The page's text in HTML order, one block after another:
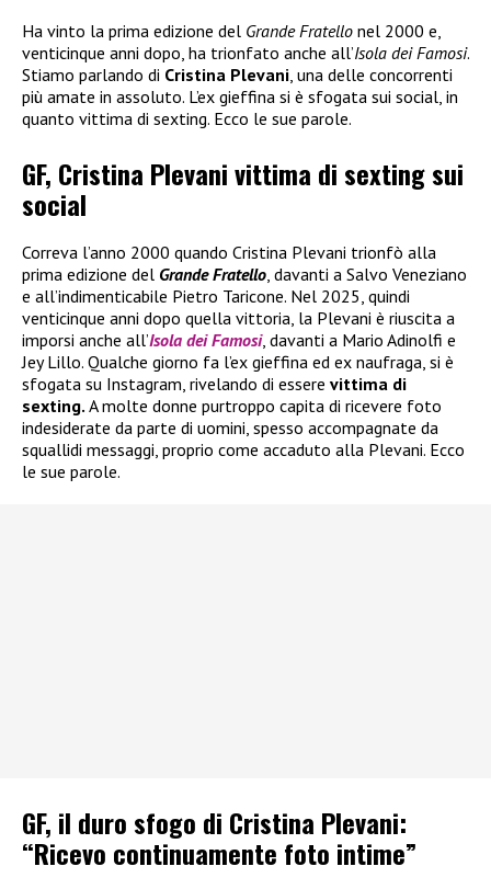
Ha vinto la prima edizione del Grande Fratello nel 2000 e,
venticinque anni dopo, ha trionfato anche all’Isola dei Famosi.
Stiamo parlando di Cristina Plevani , una delle concorrenti
più amate in assoluto. L’ex gieffina si è sfogata sui social, in
quanto vittima di sexting. Ecco le sue parole.
GF, Cristina Plevani vittima di sexting sui
social
Correva l’anno 2000 quando Cristina Plevani trionfò alla
prima edizione del Grande Fratello , davanti a Salvo Veneziano
e all’indimenticabile Pietro Taricone. Nel 2025, quindi
venticinque anni dopo quella vittoria, la Plevani è riuscita a
imporsi anche all’Isola dei Famosi, davanti a Mario Adinolfi e
Jey Lillo. Qualche giorno fa l’ex gieffina ed ex naufraga, si è
sfogata su Instagram, rivelando di essere vittima di
sexting. A molte donne purtroppo capita di ricevere foto
indesiderate da parte di uomini, spesso accompagnate da
squallidi messaggi, proprio come accaduto alla Plevani. Ecco
le sue parole.
GF, il duro sfogo di Cristina Plevani:
“Ricevo continuamente foto intime”